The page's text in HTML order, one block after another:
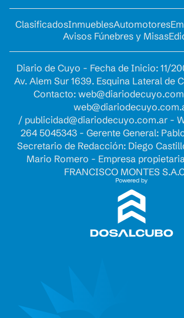
ClasificadosInmueblesAutomotores
Avisos Fúnebres y Misas
Diario de Cuyo - Fecha de Inicio: 11/
Av. Alem Sur 1639. Esquina Lateral de
Contacto:
/ publicidad@diariodecuyo.com.ar-
264 5045343 - Gerente General:
Secretario de Redacción: Diego
Mario Romero - Empresa
FRANCISCO MONTES